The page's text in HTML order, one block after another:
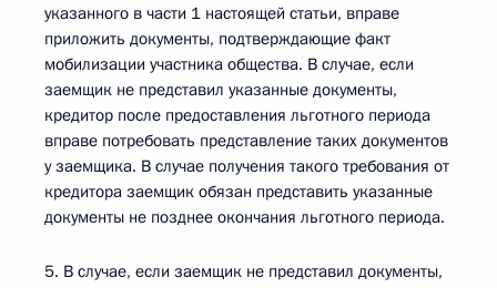
указанного в части 1 настоящей статьи, вправе
приложить документы, подтверждающие факт
мобилизации участника общества. В случае, если
заемщик не представил указанные документы,
кредитор после предоставления льготного периода
вправе потребовать представление таких документов
у заемщика. В случае получения такого требования от
кредитора заемщик обязан представить указанные
документы не позднее окончания льготного периода.
5. В случае, если заемщик не представил документы,